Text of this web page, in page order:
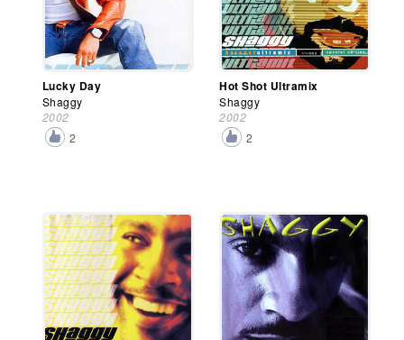
Lucky Day
Shaggy
2002
2
Hot Shot Ultramix
Shaggy
2002
2